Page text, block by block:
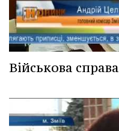
Військова справа